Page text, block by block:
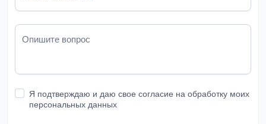
Опишите вопрос
Я подтверждаю и даю свое согласие на обработку моих
персональных данных